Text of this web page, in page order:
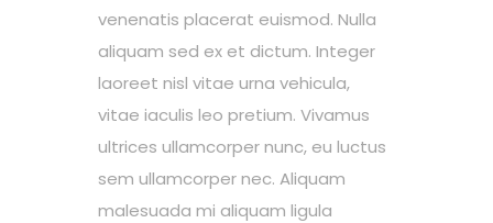
venenatis placerat euismod. Nulla
aliquam sed ex et dictum. Integer
laoreet nisl vitae urna vehicula,
vitae iaculis leo pretium. Vivamus
ultrices ullamcorper nunc, eu luctus
sem ullamcorper nec. Aliquam
malesuada mi aliquam ligula